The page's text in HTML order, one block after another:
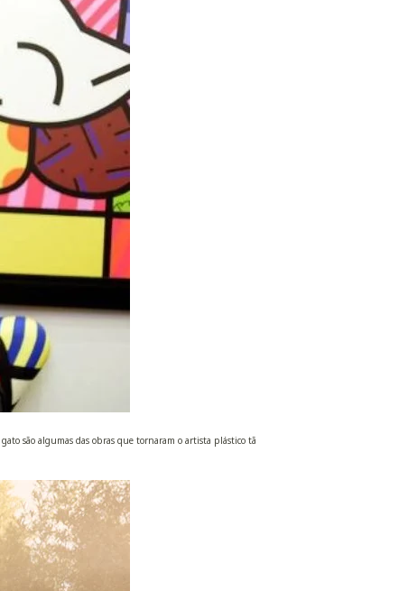
são algumas das obras que tornaram o artista plástico tã